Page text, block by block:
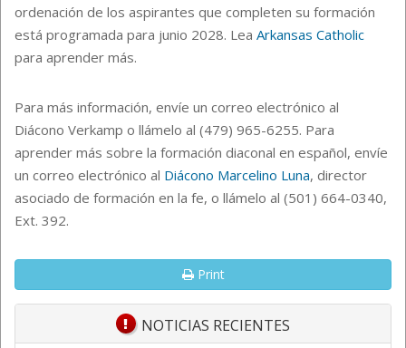
ordenación de los aspirantes que completen su formación
está programada para junio 2028. Lea Arkansas Catholic
para aprender más.
Para más información, envíe un correo electrónico al
Diácono Verkamp o llámelo al (479) 965-6255. Para
aprender más sobre la formación diaconal en español, envíe
un correo electrónico al Diácono Marcelino Luna, director
asociado de formación en la fe, o llámelo al (501) 664-0340,
Ext. 392.
Print
NOTICIAS RECIENTES